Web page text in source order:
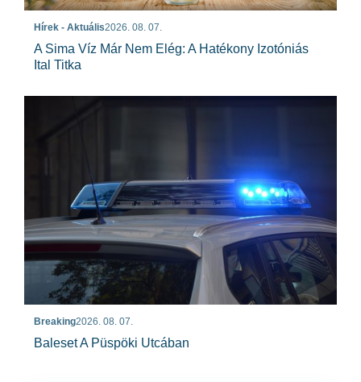
Hírek - Aktuális2026. 08. 07.
A Sima Víz Már Nem Elég: A Hatékony Izotóniás
Ital Titka
Breaking2026. 08. 07.
Baleset A Püspöki Utcában